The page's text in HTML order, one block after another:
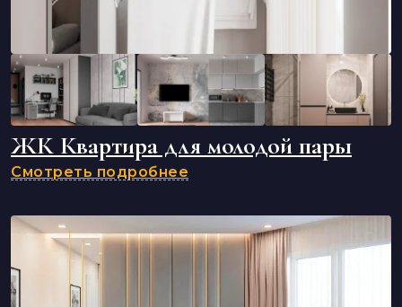
ЖК Квартира для молодой пары
Смотреть подробнее